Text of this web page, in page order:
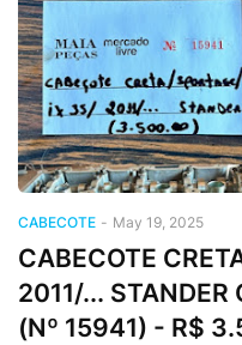
CABECOTE - May 19, 2025
CABECOTE
2011/... STANDER
(Nº 15941) - R$